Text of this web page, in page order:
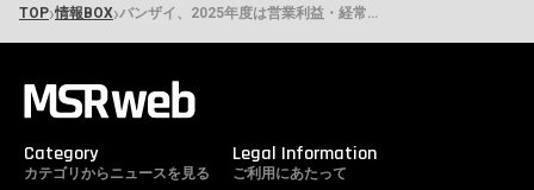
TOP›情報BOX› バンザイ、2025年度は営業利益・経常利益とも創業以来最高益を達成 2026年度は人員体制を整備して臨む
Category
カテゴリからニュースを見る
Legal Information
ご利用にあたって